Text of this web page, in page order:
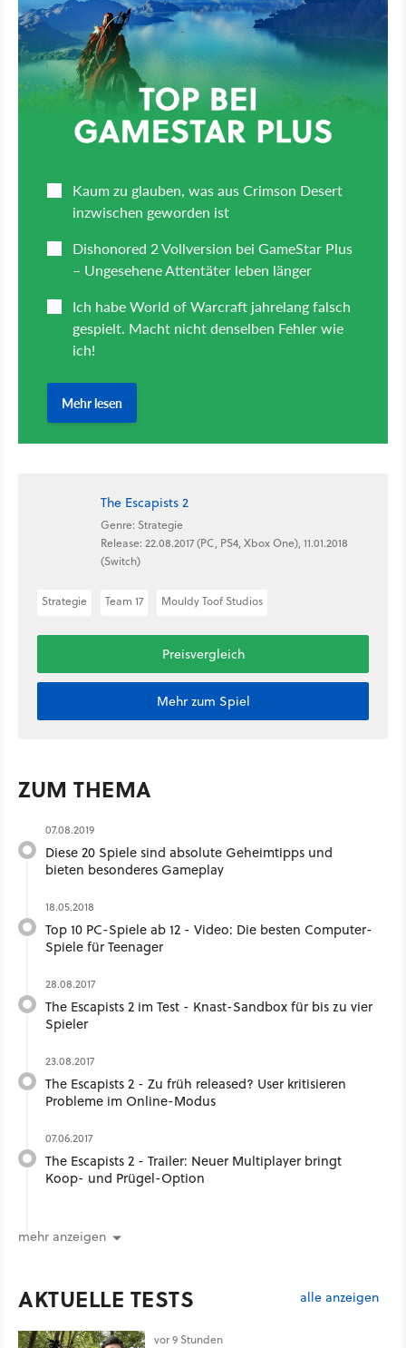
The Escapists 2
Genre: Strategie
Release: 22.08.2017 (PC, PS4, Xbox One), 11.01.2018
(Switch)
Strategie Team 17 Mouldy Toof Studios
Preisvergleich
Mehr zum Spiel
ZUM THEMA
07.08.2019
Diese 20 Spiele sind absolute Geheimtipps und
bieten besonderes Gameplay
18.05.2018
Top 10 PC-Spiele ab 12 - Video: Die besten Computer-
Spiele für Teenager
28.08.2017
The Escapists 2 im Test - Knast-Sandbox für bis zu vier
Spieler
23.08.2017
The Escapists 2 - Zu früh released? User kritisieren
Probleme im Online-Modus
07.06.2017
The Escapists 2 - Trailer: Neuer Multiplayer bringt
Koop- und Prügel-Option
mehr anzeigen
AKTUELLE TESTS alle anzeigen
vor 9 Stunden